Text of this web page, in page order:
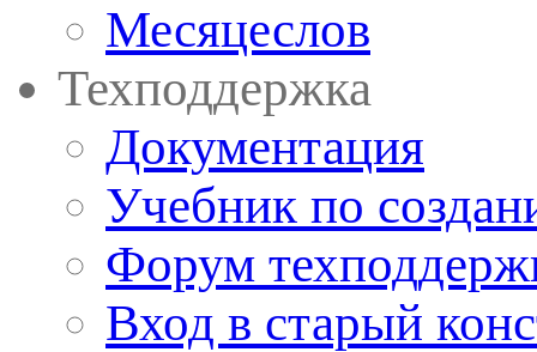
Месяцеслов
Техподдержка
Документация
Учебник по
Форум
Вход в старый